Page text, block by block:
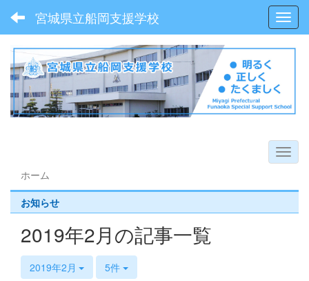
宮城県立船岡支援学校
ホーム
お知らせ
2019年2月の記事一覧
2019年2月 5件